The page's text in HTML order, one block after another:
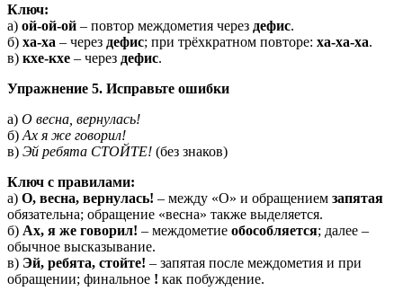
Ключ:
а) ой-ой-ой – повтор междометия через дефис.
б) ха-ха – через дефис; при трёхкратном повторе: ха-ха-ха.
в) кхе-кхе – через дефис.
Упражнение 5. Исправьте ошибки
а) О весна, вернулась!
б) Ах я же говорил!
в) Эй ребята СТОЙТЕ! (без знаков)
Ключ с правилами:
а) О, весна, вернулась! – между «О» и обращением запятая
обязательна; обращение «весна» также выделяется.
б) Ах, я же говорил! – междометие обособляется; далее –
обычное высказывание.
в) Эй, ребята, стойте! – запятая после междометия и при
обращении; финальное ! как побуждение.